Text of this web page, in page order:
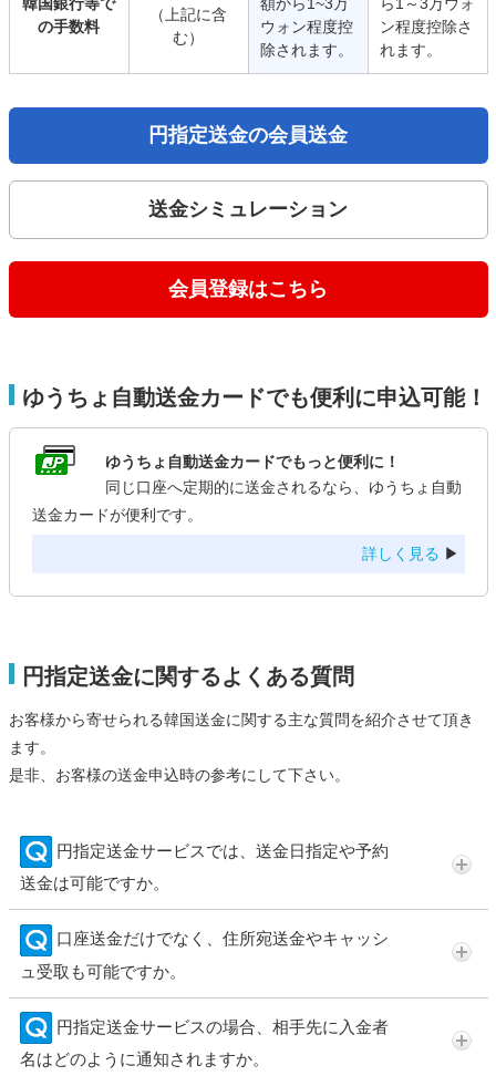
の手数料
（上記に含
む）
ウォン程度控
除されます。
ン程度控除さ
れます。
円指定送金の会員送金
送金シミュレーション
会員登録はこちら
ゆうちょ自動送金カードでも便利に申込可能！
ゆうちょ自動送金カードでもっと便利に！
同じ口座へ定期的に送金されるなら、ゆうちょ自動
送金カードが便利です。
詳しく見る ▶
円指定送金に関するよくある質問
お客様から寄せられる韓国送金に関する主な質問を紹介させて頂き
ます。
是非、お客様の送金申込時の参考にして下さい。
円指定送金サービスでは、送金日指定や予約
送金は可能ですか。
口座送金だけでなく、住所宛送金やキャッシ
ュ受取も可能ですか。
円指定送金サービスの場合、相手先に入金者
名はどのように通知されますか。